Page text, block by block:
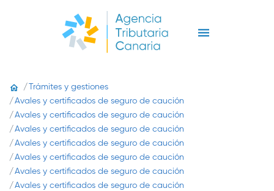
Trámites y gestiones
Avales y certificados de seguro de caución
Avales y certificados de seguro de caución
Avales y certificados de seguro de caución
Avales y certificados de seguro de caución
Avales y certificados de seguro de caución
Avales y certificados de seguro de caución
Avales y certificados de seguro de caución